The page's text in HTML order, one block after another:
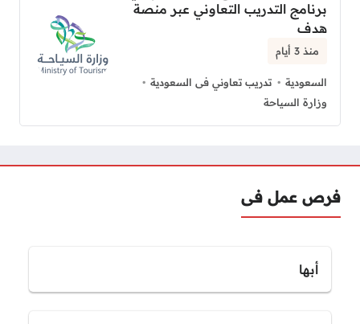
برنامج التدريب التعاوني عبر منصة
هدف
منذ 3 أيام
السعودية
تدريب تعاوني فى السعودية
وزارة السياحة
فرص عمل فى
أبها